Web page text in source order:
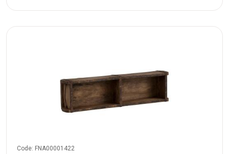
Code: FNA00001422